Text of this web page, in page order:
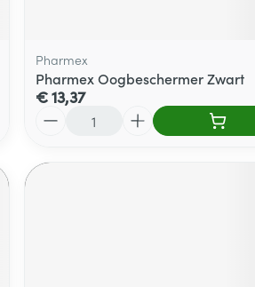
Pharmex
Pharmex Oogbeschermer Zwart
€ 13,37